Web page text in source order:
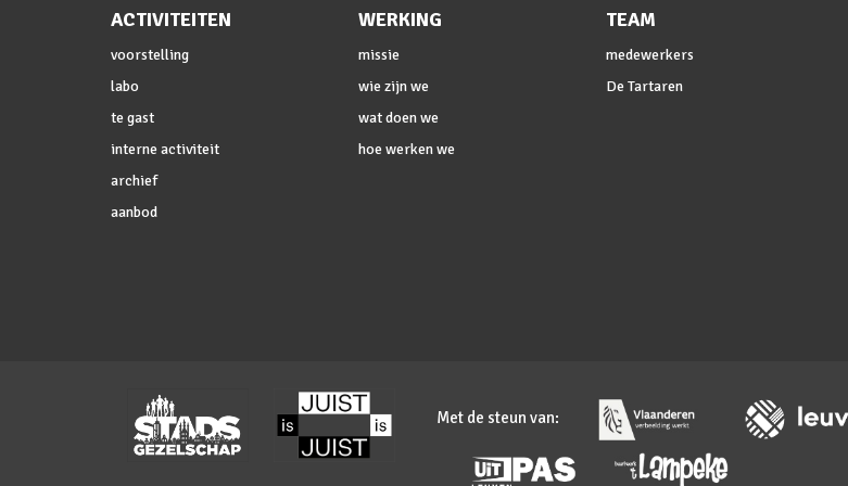
ACTIVITEITEN
voorstelling
labo
te gast
interne activiteit
archief
aanbod
WERKING
missie
wie zijn we
wat doen we
hoe werken we
TEAM
medewerkers
De Tartaren
Met de steun van: